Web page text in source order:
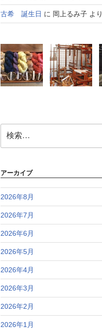
古希 誕生日 に 岡上るみ子より
索:
アーカイブ
2026年8月
2026年7月
2026年6月
2026年5月
2026年4月
2026年3月
2026年2月
2026年1月